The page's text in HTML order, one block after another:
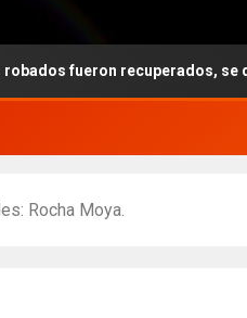
se detuvo a 57
Rocha Moya.